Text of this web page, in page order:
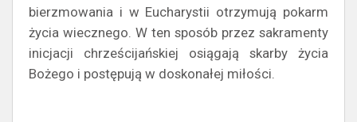
bierzmowania i w Eucharystii otrzymują pokarm
życia wiecznego. W ten sposób przez sakramenty
inicjacji chrześcijańskiej osiągają skarby życia
Bożego i postępują w doskonałej miłości.